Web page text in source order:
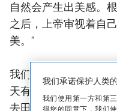
自然会产生出美感。
之后，上帝审视着自
美。”
我们每天的生活都很
天有热乎乎的烤面包
去田地里干活时还有
我们承诺保护人类
我们使用第一方和第
得您的同意下，我们